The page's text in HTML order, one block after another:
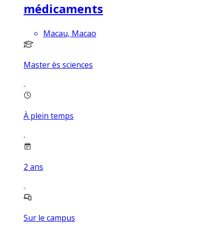
médicaments
Macau, Macao
Master ès sciences
À plein temps
2 ans
Sur le campus